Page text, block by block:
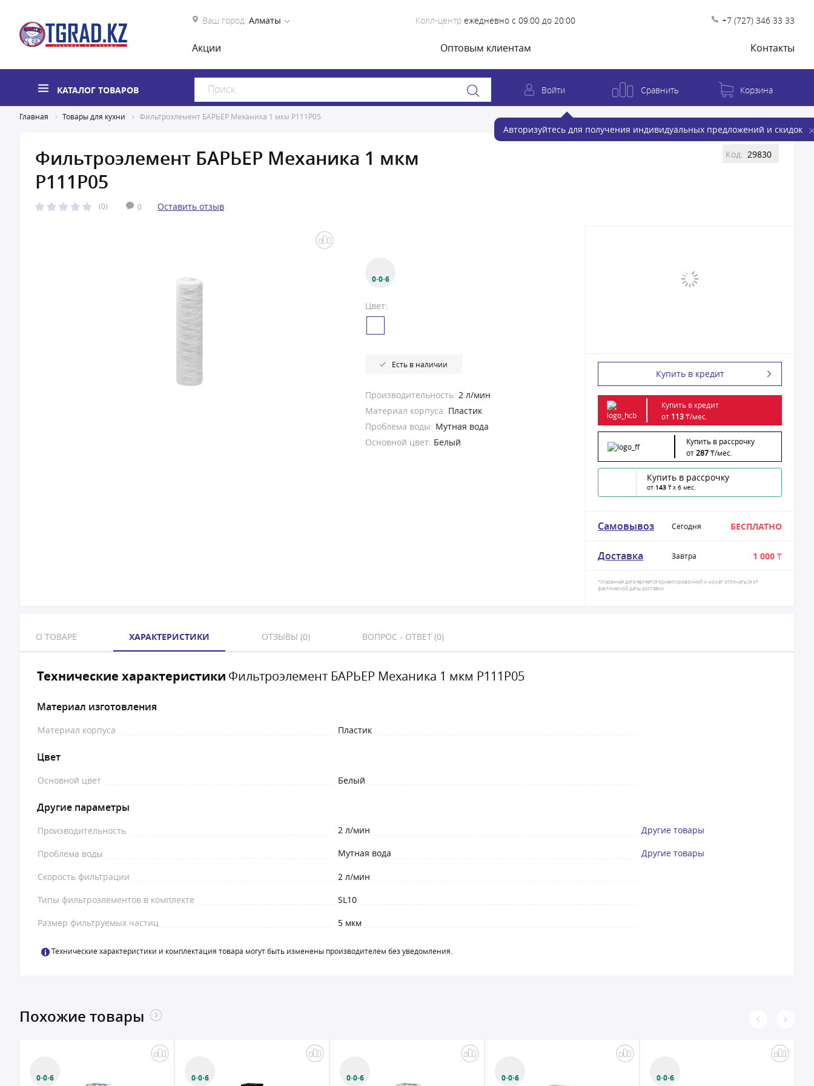
Ваш город: Алматы Колл-центр ежедневно с 09:00 до 20:00 +7 (727) 346 33 33
Акции Оптовым клиентам Контакты
КАТАЛОГ ТОВАРОВ Войти
Авторизуйтесь для получения индивидуальных предложений и скидок
Сравнить Корзина
Главная Товары для кухни Фильтроэлемент БАРЬЕР Механика 1 мкм Р111Р05
Фильтроэлемент БАРЬЕР Механика 1 мкм
Р111Р05
(0) 0 Оставить отзыв
Код: 29830
0·0·6
Цвет:
Есть в наличии
Производительность: 2 л/мин
Материал корпуса: Пластик
Проблема воды: Мутная вода
Основной цвет: Белый
Купить в кредит
Купить в кредит
от 113₸/мес.
Купить в рассрочку
от287₸/мес.
Купить в рассрочку
от 143 ₸ x 6 мес.
Самовывоз Сегодня БЕСПЛАТНО
Доставка Завтра 1 000 ₸
*Указанная дата является ориентировочной и может отличаться от
фактической даты доставки
О ТОВАРЕ ХАРАКТЕРИСТИКИ ОТЗЫВЫ (0) ВОПРОС - ОТВЕТ (0)
Технические характеристики Фильтроэлемент БАРЬЕР Механика 1 мкм Р111Р05
Материал изготовления
Материал корпуса Пластик
Цвет
Основной цвет Белый
Другие параметры
Производительность 2 л/мин Другие товары
Проблема воды Мутная вода Другие товары
Скорость фильтрации
2 л/мин
Типы фильтроэлементов в комплекте
SL10
Размер фильтруемых частиц
5 мкм
Технические характеристики и комплектация товара могут быть изменены производителем без уведомления.
Похожие товары
0·0·6 0·0·6 0·0·6 0·0·6 0·0·6